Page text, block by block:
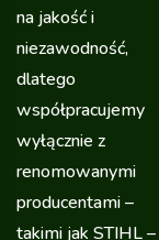
na jakość i
niezawodność,
dlatego
współpracujemy
wyłącznie z
renomowanymi
producentami –
takimi jak STIHL –